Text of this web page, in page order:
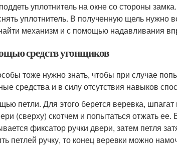
уплотнитель на окне со стороны
уплотнитель. В полученную щель нужно
механизм и с помощью надавливания
средств угонщиков
тоже нужно знать, чтобы при случае
средства и в силу отсутствия навыков
петли. Для этого берется веревка,
(сверху) скотчем и попытаться отжать
фиксатор ручки двери, затем петля
петлей ручку, то конец веревки можно